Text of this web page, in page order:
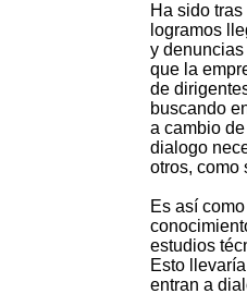
Ha sido
logramos
y
que la
de
buscando
a cambio
dialogo
otros, como
Es así
estudios
Esto
entran a